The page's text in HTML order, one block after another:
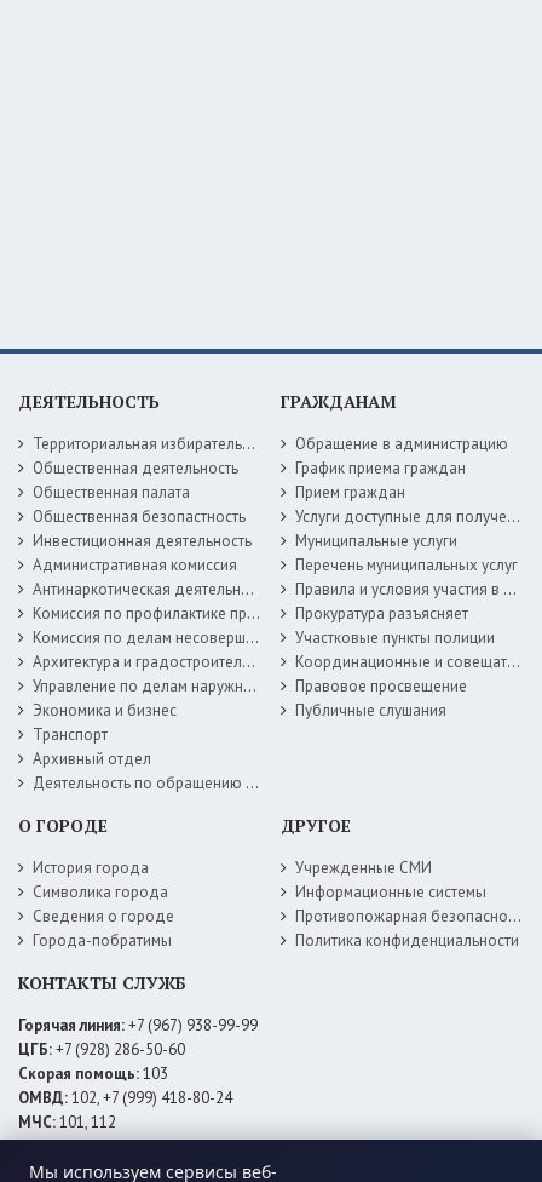
Мы используем сервисы веб-
ДЕЯТЕЛЬНОСТЬ
Территориальная избирательная комиссия
Общественная деятельность
Общественная палата
Общественная безопастность
Инвестиционная деятельность
Административная комиссия
Антинаркотическая деятельность
Комиссия по профилактике правонарушений
Комиссия по делам несовершеннолетних
Архитектура и градостроительство
Управление по делам наружной рекламы
Экономика и бизнес
Транспорт
Архивный отдел
Деятельность по обращению с животными без владельцев
ГРАЖДАНАМ
Обращение в администрацию
График приема граждан
Прием граждан
Услуги доступные для получения в электронной форме
Муниципальные услуги
Перечень муниципальных услуг
Правила и условия участия в жилищных программах
Прокуратура разъясняет
Участковые пункты полиции
Координационные и совещательные органы
Правовое просвещение
Публичные слушания
О ГОРОДЕ
История города
Символика города
Сведения о городе
Города-побратимы
ДРУГОЕ
Учрежденные СМИ
Информационные системы
Противопожарная безопасность
Политика конфиденциальности
КОНТАКТЫ СЛУЖБ
Горячая линия:+7 (967) 938-99-99
ЦГБ:+7 (928) 286-50-60
Скорая помощь:103
ОМВД:102, +7 (999) 418-80-24
МЧС:101, 112
ЕДДС:+7 (928) 576-09-83
Электросети:+7 (800) 220-02-20